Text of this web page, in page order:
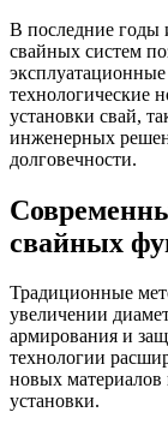
В последние годы
свайных систем
технологические
установки свай,
инженерных
долговечности.
свайных
Традиционные
увеличении
армирования и
технологии
новых материалов
установки.